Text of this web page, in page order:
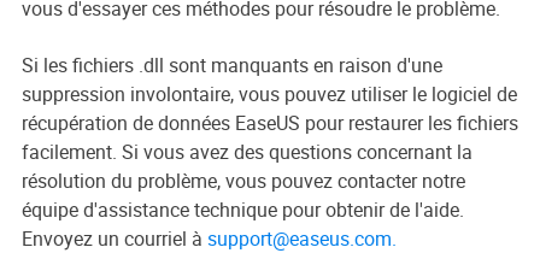
vous d'essayer ces méthodes pour résoudre le problème.
Si les fichiers .dll sont manquants en raison d'une
suppression involontaire, vous pouvez utiliser le logiciel de
récupération de données EaseUS pour restaurer les fichiers
facilement. Si vous avez des questions concernant la
résolution du problème, vous pouvez contacter notre
équipe d'assistance technique pour obtenir de l'aide.
Envoyez un courriel à support@easeus.com.